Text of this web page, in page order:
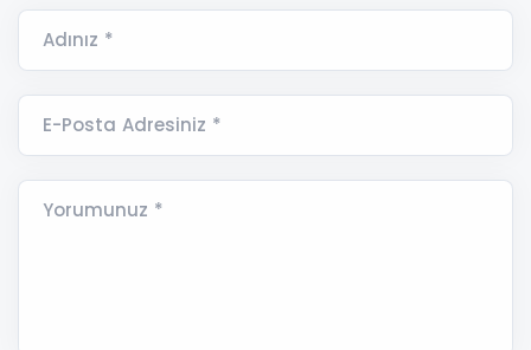
Adınız *
E-Posta Adresiniz *
Yorumunuz *